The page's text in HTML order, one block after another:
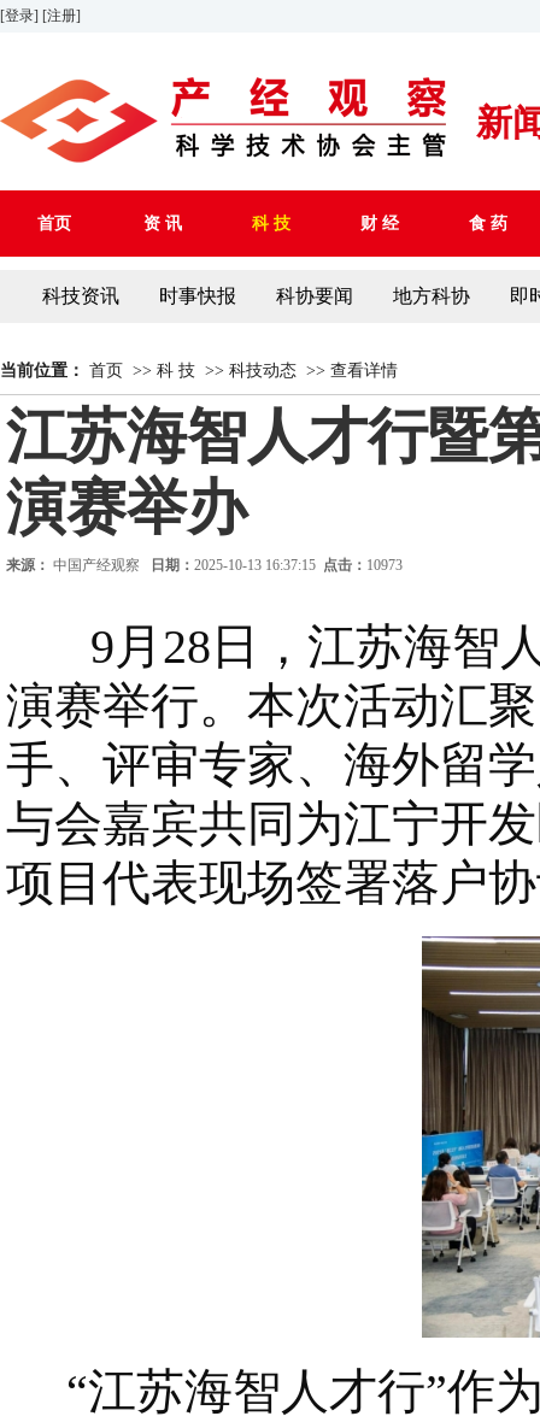
[登录] [注册]
新
首页 资 讯 科 技 财 经 食 药
科技资讯 时事快报 科协要闻 地方科协 即
当前位置： 首页 >> 科 技 >> 科技动态 >> 查看详情
江苏海智人才行暨
演赛举办
来源： 中国产经观察 日期： 2025-10-13 16:37:15 点击： 10973
9月28日，江苏海智人
演赛举行。本次活动汇
手、评审专家、海外留
与会嘉宾共同为江宁开
项目代表现场签署落户
“江苏海智人才行”作